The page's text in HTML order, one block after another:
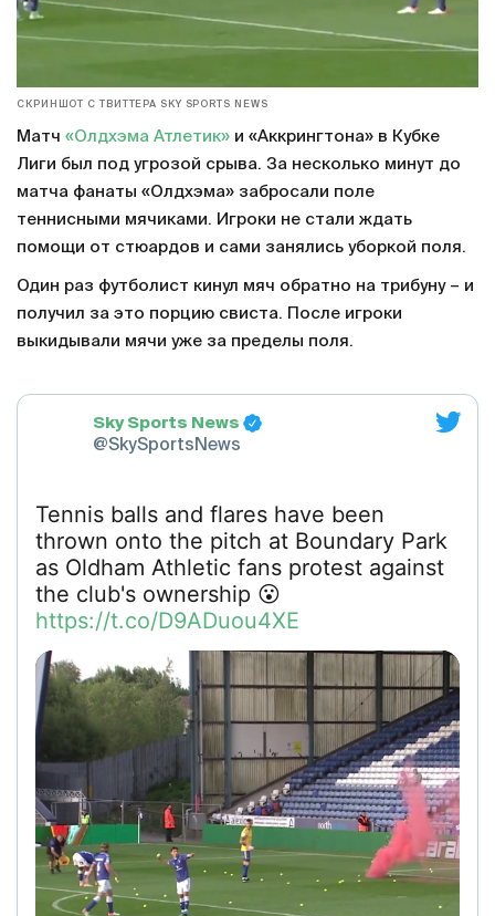
СКРИНШОТ С ТВИТТЕРА SKY SPORTS NEWS
Матч «Олдхэма Атлетик» и «Аккрингтона» в Кубке
Лиги был под угрозой срыва. За несколько минут до
матча фанаты «Олдхэма» забросали поле
теннисными мячиками. Игроки не стали ждать
помощи от стюардов и сами занялись уборкой поля.
Один раз футболист кинул мяч обратно на трибуну – и
получил за это порцию свиста. После игроки
выкидывали мячи уже за пределы поля.
Sky Sports News
@SkySportsNews
Tennis balls and flares have been
thrown onto the pitch at Boundary Park
as Oldham Athletic fans protest against
the club's ownership 😮
https://t.co/D9ADuou4XE